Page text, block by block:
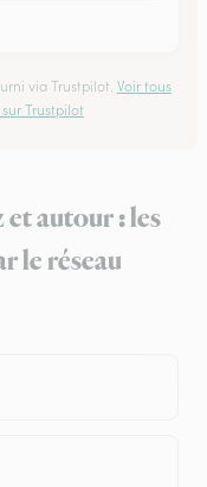
via Trustpilot. Voir tous
Trustpilot
autour : les
le réseau